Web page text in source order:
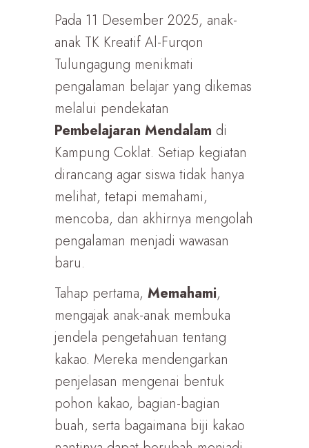
Pada 11 Desember 2025, anak-
anak TK Kreatif Al-Furqon
Tulungagung menikmati
pengalaman belajar yang dikemas
melalui pendekatan
Pembelajaran Mendalam di
Kampung Coklat. Setiap kegiatan
dirancang agar siswa tidak hanya
melihat, tetapi memahami,
mencoba, dan akhirnya mengolah
pengalaman menjadi wawasan
baru.
Tahap pertama, Memahami,
mengajak anak-anak membuka
jendela pengetahuan tentang
kakao. Mereka mendengarkan
penjelasan mengenai bentuk
pohon kakao, bagian-bagian
buah, serta bagaimana biji kakao